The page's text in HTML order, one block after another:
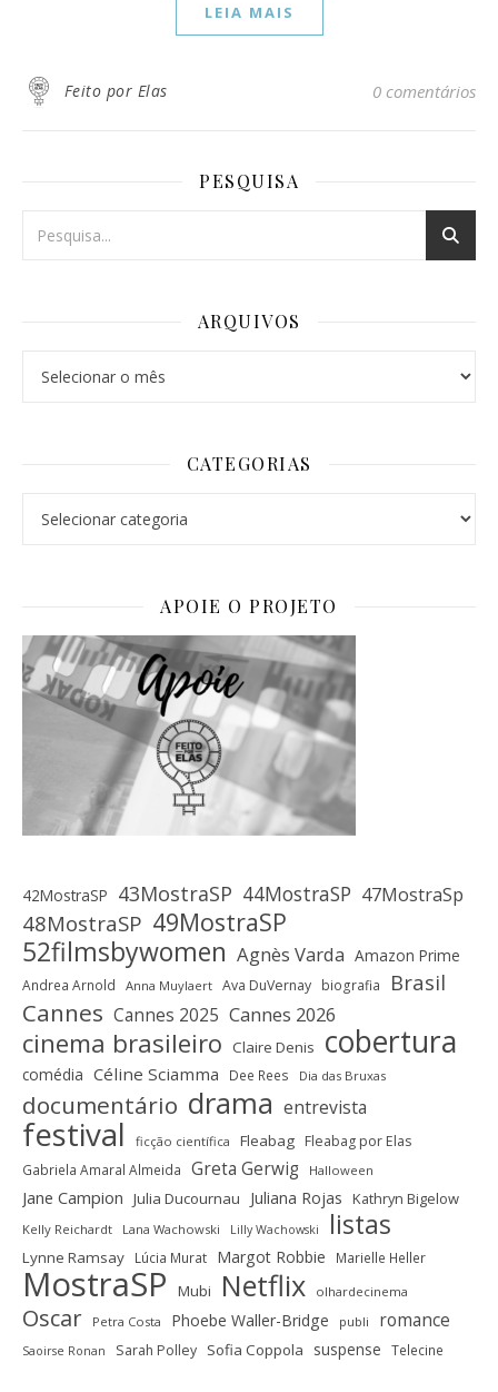
LEIA MAIS
Feito por Elas 0 comentários
PESQUISA
ARQUIVOS
CATEGORIAS
APOIE O PROJETO
42MostraSP 43MostraSP 44MostraSP 47MostraSp
48MostraSP 49MostraSP
52filmsbywomen Agnès Varda Amazon Prime
Andrea Arnold Anna Muylaert Ava DuVernay biografia Brasil
Cannes Cannes 2025 Cannes 2026
cinema brasileiro Claire Denis cobertura
comédia Céline Sciamma Dee Rees Dia das Bruxas
documentário drama entrevista
festival ficção científica Fleabag Fleabag por Elas
Gabriela Amaral Almeida Greta Gerwig Halloween
Jane Campion Julia Ducournau Juliana Rojas Kathryn Bigelow
Kelly Reichardt Lana Wachowski Lilly Wachowski listas
Lynne Ramsay Lúcia Murat Margot Robbie Marielle Heller
MostraSP Mubi Netflix olhardecinema
Oscar Petra Costa Phoebe Waller-Bridge publi romance
Saoirse Ronan Sarah Polley Sofia Coppola suspense Telecine